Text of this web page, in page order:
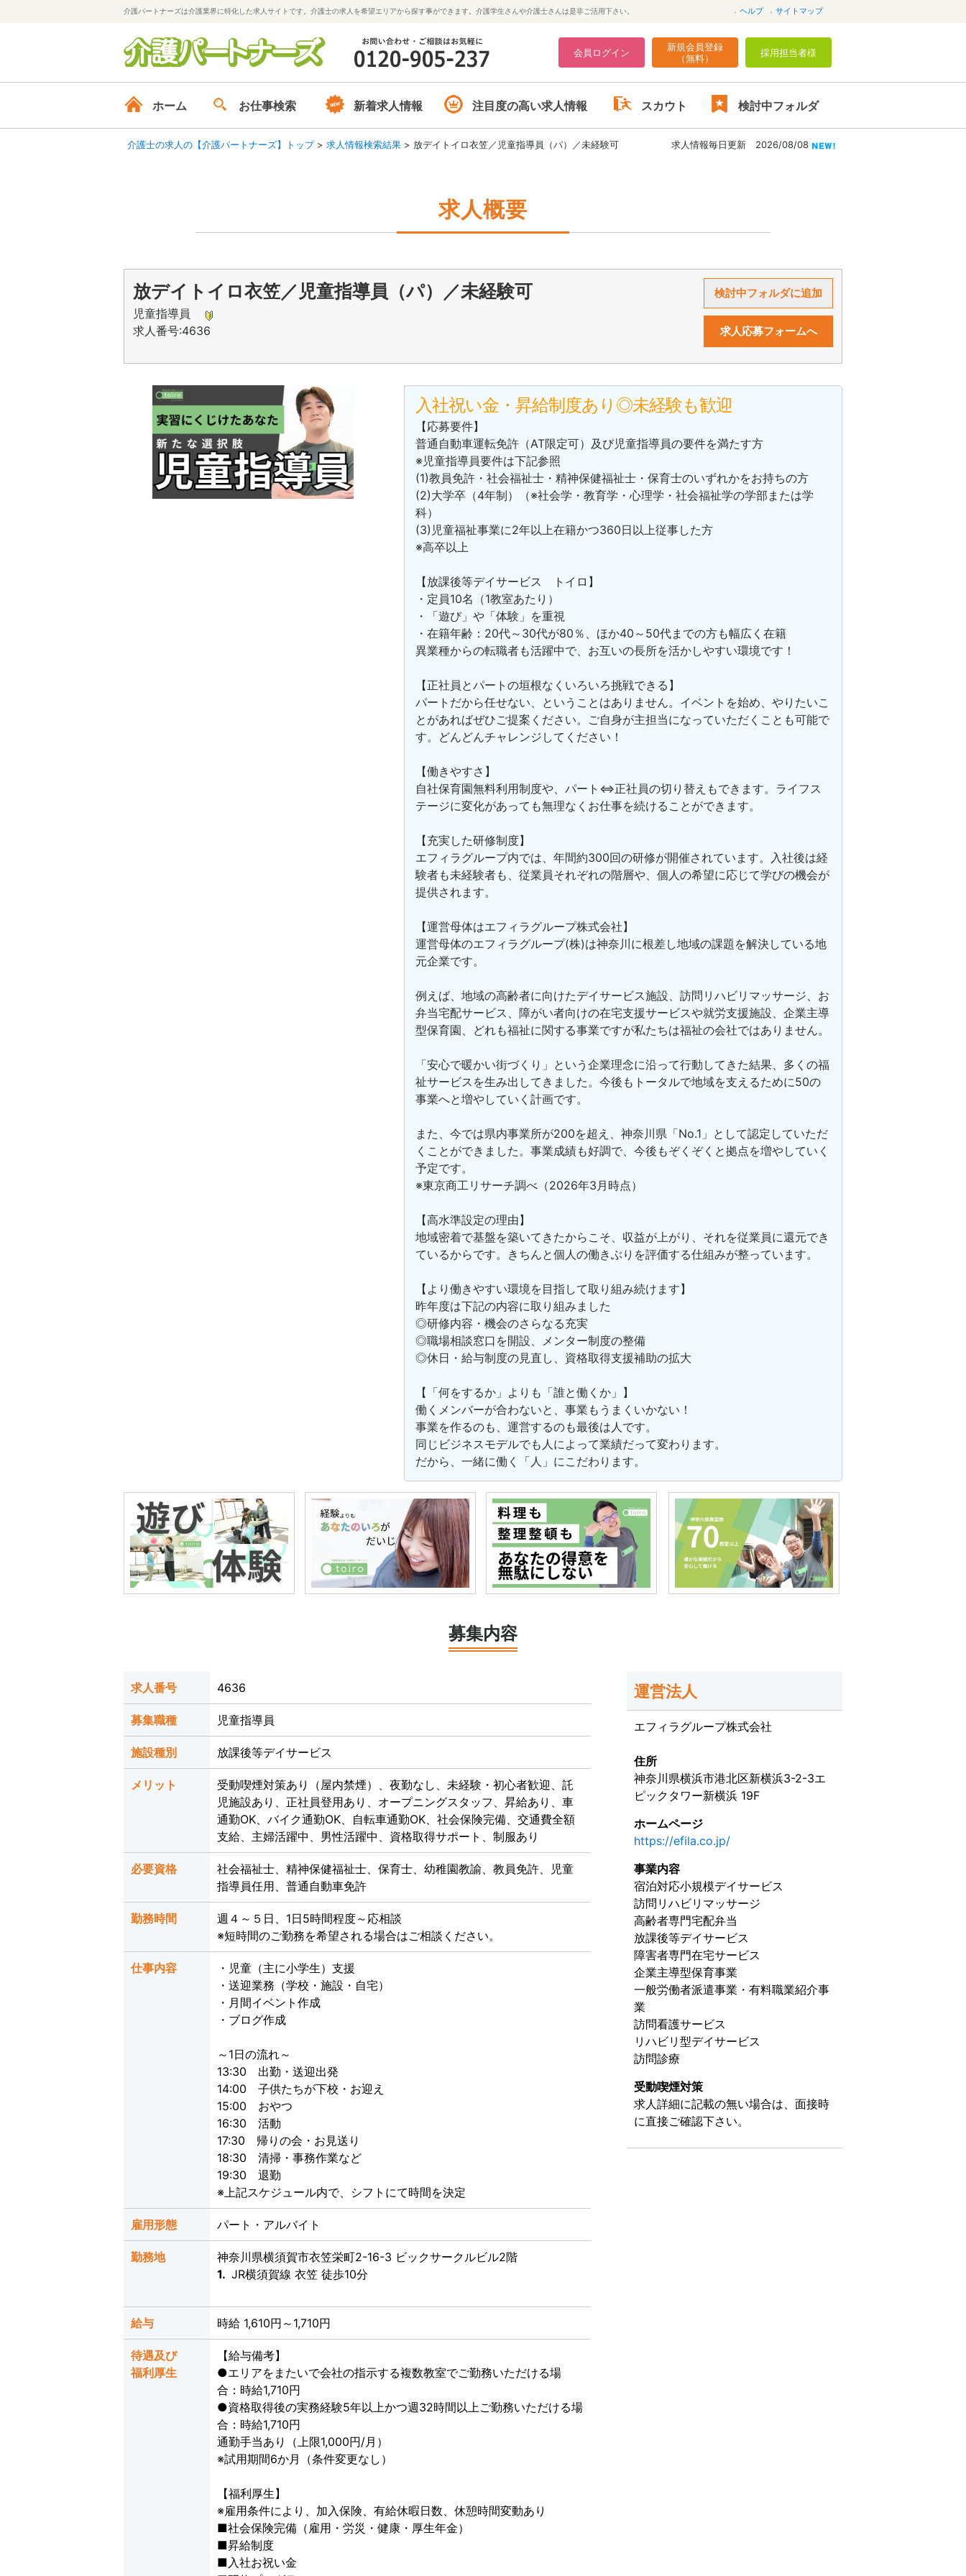
介護パートナーズは介護業界に特化した求人サイトです。介護士の求人を希望エリアから探す事ができます。介護学生さんや介護士さんは是非ご活用下さい。 ヘルプ サイトマップ
会員ログイン
新規会員登録
（無料）
採用担当者様
ホーム お仕事検索 新着求人情報 注目度の高い求人情報 スカウト 検討中フォルダ
介護士の求人の【介護パートナーズ】トップ> 求人情報検索結果 > 放デイトイロ衣笠／児童指導員（パ）／未経験可 求人情報毎日更新 2026/08/08
求人概要
放デイトイロ衣笠／児童指導員（パ）／未経験可
児童指導員
求人番号:4636
求人応募フォームへ
入社祝い金・昇給制度あり◎未経験も歓迎
【応募要件】
普通自動車運転免許（AT限定可）及び児童指導員の要件を満たす方
※児童指導員要件は下記参照
(1)教員免許・社会福祉士・精神保健福祉士・保育士のいずれかをお持ちの方
(2)大学卒（4年制）（※社会学・教育学・心理学・社会福祉学の学部または学
科）
(3)児童福祉事業に2年以上在籍かつ360日以上従事した方
※高卒以上
【放課後等デイサービス トイロ】
・定員10名（1教室あたり）
・「遊び」や「体験」を重視
・在籍年齢：20代～30代が80％、ほか40～50代までの方も幅広く在籍
異業種からの転職者も活躍中で、お互いの長所を活かしやすい環境です！
【正社員とパートの垣根なくいろいろ挑戦できる】
パートだから任せない、ということはありません。イベントを始め、やりたいこ
とがあればぜひご提案ください。ご自身が主担当になっていただくことも可能で
す。どんどんチャレンジしてください！
【働きやすさ】
自社保育園無料利用制度や、パート⇔正社員の切り替えもできます。ライフス
テージに変化があっても無理なくお仕事を続けることができます。
【充実した研修制度】
エフィラグループ内では、年間約300回の研修が開催されています。入社後は経
験者も未経験者も、従業員それぞれの階層や、個人の希望に応じて学びの機会が
提供されます。
【運営母体はエフィラグループ株式会社】
運営母体のエフィラグループ(株)は神奈川に根差し地域の課題を解決している地
元企業です。
例えば、地域の高齢者に向けたデイサービス施設、訪問リハビリマッサージ、お
弁当宅配サービス、障がい者向けの在宅支援サービスや就労支援施設、企業主導
型保育園、どれも福祉に関する事業ですが私たちは福祉の会社ではありません。
「安心で暖かい街づくり」という企業理念に沿って行動してきた結果、多くの福
祉サービスを生み出してきました。今後もトータルで地域を支えるために50の
事業へと増やしていく計画です。
また、今では県内事業所が200を超え、神奈川県「No.1」として認定していただ
くことができました。事業成績も好調で、今後もぞくぞくと拠点を増やしていく
予定です。
※東京商工リサーチ調べ（2026年3月時点）
【高水準設定の理由】
地域密着で基盤を築いてきたからこそ、収益が上がり、それを従業員に還元でき
ているからです。きちんと個人の働きぶりを評価する仕組みが整っています。
【より働きやすい環境を目指して取り組み続けます】
昨年度は下記の内容に取り組みました
◎研修内容・機会のさらなる充実
◎職場相談窓口を開設、メンター制度の整備
◎休日・給与制度の見直し、資格取得支援補助の拡大
【「何をするか」よりも「誰と働くか」】
働くメンバーが合わないと、事業もうまくいかない！
事業を作るのも、運営するのも最後は人です。
同じビジネスモデルでも人によって業績だって変わります。
だから、一緒に働く「人」にこだわります。
募集内容
求人番号 4636
募集職種 児童指導員
施設種別 放課後等デイサービス
メリット
受動喫煙対策あり（屋内禁煙）、夜勤なし、未経験・初心者歓迎、託
児施設あり、正社員登用あり、オープニングスタッフ、昇給あり、車
通勤OK、バイク通勤OK、自転車通勤OK、社会保険完備、交通費全額
支給、主婦活躍中、男性活躍中、資格取得サポート、制服あり
必要資格
社会福祉士、精神保健福祉士、保育士、幼稚園教諭、教員免許、児童
指導員任用、普通自動車免許
勤務時間
週４～５日、1日5時間程度～応相談
※短時間のご勤務を希望される場合はご相談ください。
仕事内容
・児童（主に小学生）支援
・送迎業務（学校・施設・自宅）
・月間イベント作成
・ブログ作成
～1日の流れ～
13:30 出勤・送迎出発
14:00 子供たちが下校・お迎え
15:00 おやつ
16:30 活動
17:30 帰りの会・お見送り
18:30 清掃・事務作業など
19:30 退勤
※上記スケジュール内で、シフトにて時間を決定
雇用形態 パート・アルバイト
勤務地
神奈川県横須賀市衣笠栄町2-16-3 ビックサークルビル2階
1. JR横須賀線 衣笠 徒歩10分
給与 時給 1,610円～1,710円
待遇及び
福利厚生
【給与備考】
●エリアをまたいで会社の指示する複数教室でご勤務いただける場
合：時給1,710円
●資格取得後の実務経験5年以上かつ週32時間以上ご勤務いただける場
合：時給1,710円
通勤手当あり（上限1,000円/月）
※試用期間6か月（条件変更なし）
【福利厚生】
※雇用条件により、加入保険、有給休暇日数、休憩時間変動あり
■社会保険完備（雇用・労災・健康・厚生年金）
■昇給制度
■入社お祝い金
運営法人
エフィラグループ株式会社
住所
神奈川県横浜市港北区新横浜3-2-3エ
ピックタワー新横浜 19F
ホームページ
https://efila.co.jp/
事業内容
宿泊対応小規模デイサービス
訪問リハビリマッサージ
高齢者専門宅配弁当
放課後等デイサービス
障害者専門在宅サービス
企業主導型保育事業
一般労働者派遣事業・有料職業紹介事
業
訪問看護サービス
リハビリ型デイサービス
訪問診療
受動喫煙対策
求人詳細に記載の無い場合は、面接時
に直接ご確認下さい。